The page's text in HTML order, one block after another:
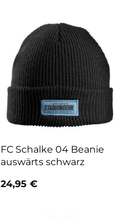
FC Schalke 04 Beanie
auswärts schwarz
24,95 €